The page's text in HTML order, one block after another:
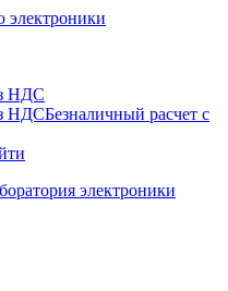
электроники
НДС
НДСБезналичный расчет с